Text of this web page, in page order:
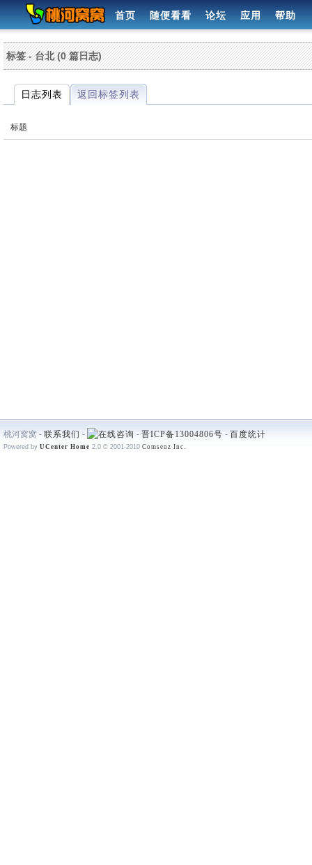
首页 随便看看 论坛 应用 帮助
标签 - 台北 (0 篇日志)
日志列表 返回标签列表
标题
桃河窝窝 - 联系我们 - - 晋ICP备13004806号 - 百度统计
Powered by UCenter Home 2.0 © 2001-2010 Comsenz Inc.